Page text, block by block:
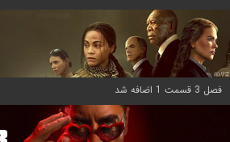
فصل 3 قسمت 1 اضافه شد